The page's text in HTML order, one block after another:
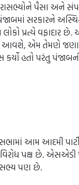
પૈસા અને
સરકારને
લોકો પ્રત્યે વફાદાર
આવશે, એમ તેમણે
કર્યો હતો પરંતુ
આમ આદમી
પક્ષ છે.
સભ્ય પણ છે.